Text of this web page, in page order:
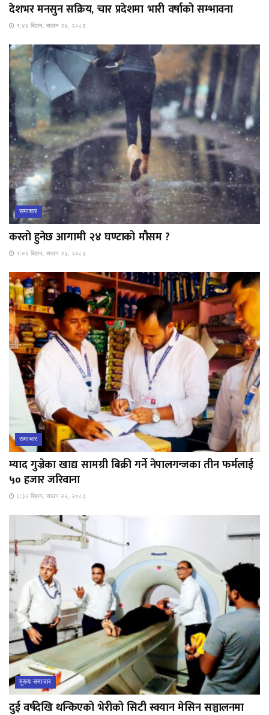
देशभर मनसुन सक्रिय, चार प्रदेशमा भारी वर्षाको सम्भावना
१:४४ बिहान, साउन २४, २०८३
समाचार
कस्तो हुनेछ आगामी २४ घण्टाको मौसम ?
१:०९ बिहान, साउन २३, २०८३
समाचार
म्याद गुज्रेका खाद्य सामग्री बिक्री गर्ने नेपालगन्जका तीन फर्मलाई
५० हजार जरिवाना
६:३२ बिहान, साउन २२, २०८३
मुख्य समाचार
दुई वर्षदेखि थन्किएको भेरीको सिटी स्क्यान मेसिन सञ्चालनमा